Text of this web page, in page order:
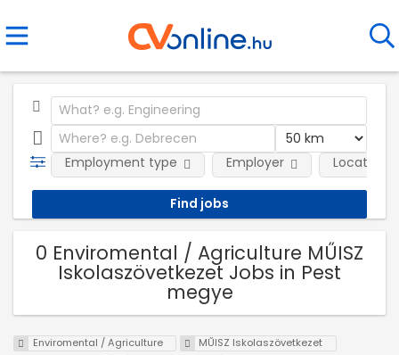
Employment type Employer Location
0 Enviromental / Agriculture MŰISZ
Iskolaszövetkezet Jobs in Pest
megye
Enviromental / Agriculture
MŰISZ Iskolaszövetkezet